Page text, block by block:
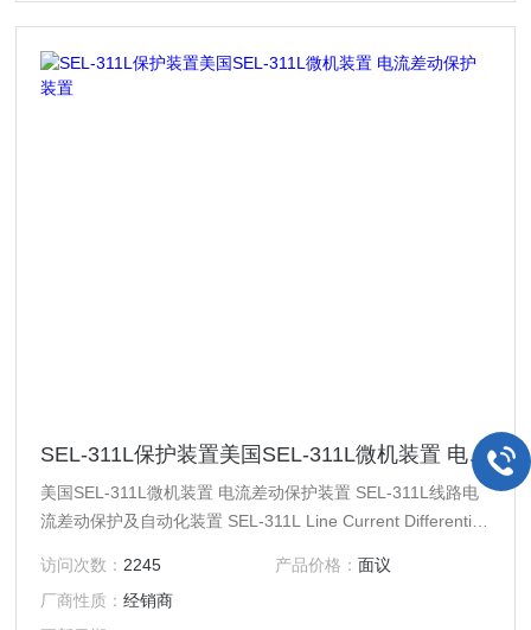
SEL-311L保护装置美国SEL-311L微机装置 电流差动保护装置
美国SEL-311L微机装置 电流差动保护装置 SEL-311L线路电
流差动保护及自动化装置 SEL-311L Line Current Differential
品远程或现场安装调试服务！ 美国SEL原厂直采，确保正
品，拼单空运，价格优势。 使用 SEL-311L 线路电流差动继
访问次数： 2245 产品价格： 面议
厂商性质：经销商